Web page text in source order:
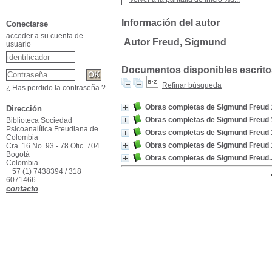
Información del autor
Autor Freud, Sigmund
Documentos disponibles
Refinar búsqueda
Obras completas de Sigmund
Obras completas de Sigmund
Obras completas de Sigmund
Obras completas de Sigmund Freud
Obras completas de Sigmund
Conectarse
acceder a su cuenta de
usuario
¿ Has perdido la contraseña ?
Dirección
Biblioteca Sociedad
Psicoanalítica Freudiana de
Colombia
Cra. 16 No. 93 - 78 Ofic. 704
Bogotá
Colombia
+ 57 (1) 7438394 / 318
6071466
contacto